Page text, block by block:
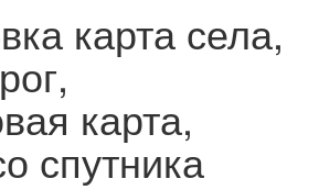
карта села,
карта,
спутника